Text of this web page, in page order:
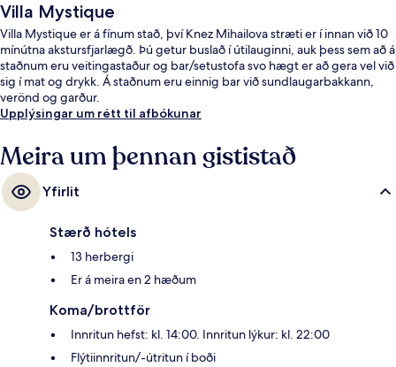
Villa Mystique
Villa Mystique er á fínum stað, því Knez Mihailova stræti er í innan við 10
mínútna akstursfjarlægð. Þú getur buslað í útilauginni, auk þess sem að á
staðnum eru veitingastaður og bar/setustofa svo hægt er að gera vel við
sig í mat og drykk. Á staðnum eru einnig bar við sundlaugarbakkann,
verönd og garður.
Upplýsingar um rétt til afbókunar
Meira um þennan gististað
Yfirlit
Stærð hótels
13 herbergi
Er á meira en 2 hæðum
Koma/brottför
Innritun hefst: kl. 14:00. Innritun lýkur: kl. 22:00
Flýtiinnritun/-útritun í boði